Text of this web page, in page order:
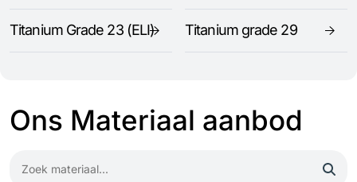
Titanium Grade 23 (ELI) Titanium grade 29
Ons Materiaal aanbod